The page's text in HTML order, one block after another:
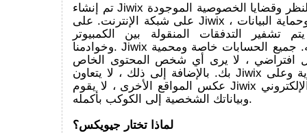
تم إنشاء Jiwix لمكافحة استراق النظر وقضايا الخصوصية الموجودة
على شبكة الإنترنت. على Jiwix ، ستبقى خصوصية وحماية البيانات
يتم تشفير التدفقات المنقولة بين الكمبيوتر
وخوادمنا. Jiwix هو موقع موثوق به. جميع الحسابات خاصة ومحمية
افتراضي ، لا يرى أي شخص المحتوى الخاص
بك. بالإضافة إلى ذلك ، لا يتعاون Jiwix مع الخدمات السرية وعلى
عكس المواقع الأخرى ، لا يقوم Jiwix بإعادة بيع بريدك الإلكتروني
وبياناتك الشخصية إلى الكوكب بأكمله.
لماذا تختار جيويكس؟